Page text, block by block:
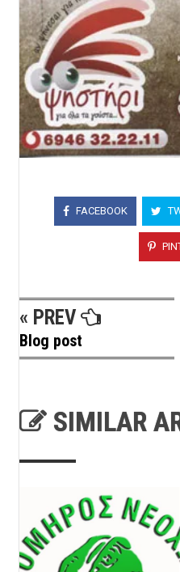
FACEBOOK
« PREV
Blog post
SIMILAR